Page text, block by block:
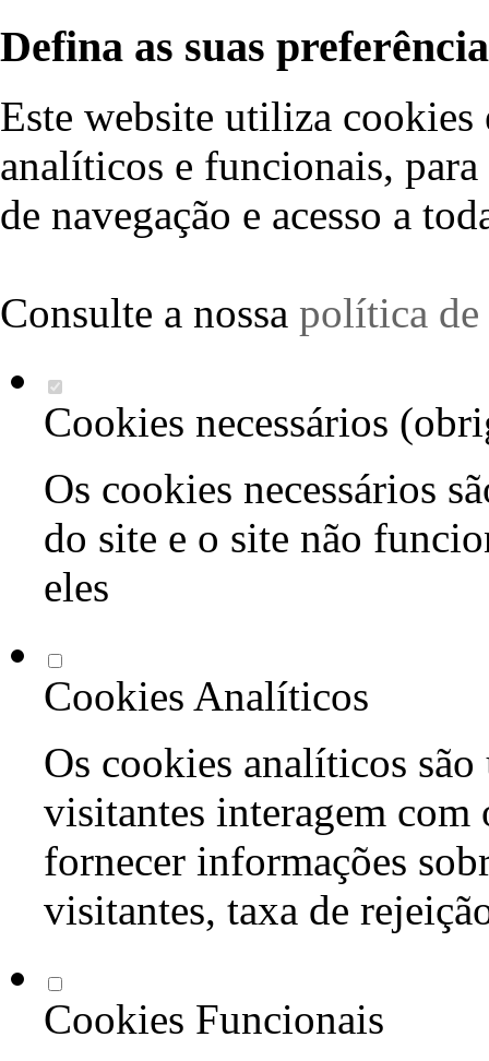
Defina as suas
Este website utiliza cookies
analíticos e funcionais,
de navegação e acesso a
Consulte a nossa política de
Cookies necessários
Os cookies necessários
do site e o site não
eles
Cookies Analíticos
Os cookies analíticos são
visitantes interagem com
fornecer informações
visitantes, taxa de
Cookies Funcionais